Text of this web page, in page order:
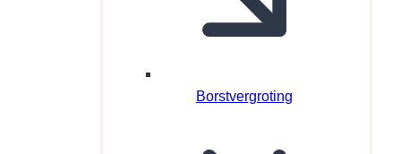
Borstvergroting